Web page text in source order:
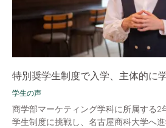
特別奨学生制度で入学、主体的に
学生の声
商学部マーケティング学科に所属する2
学生制度に挑戦し、名古屋商科大学へ